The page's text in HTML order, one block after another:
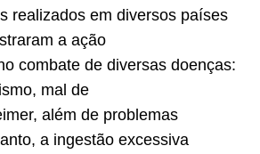
realizados em diversos países
a ação
combate de diversas doenças:
mal de
além de problemas
a ingestão excessiva